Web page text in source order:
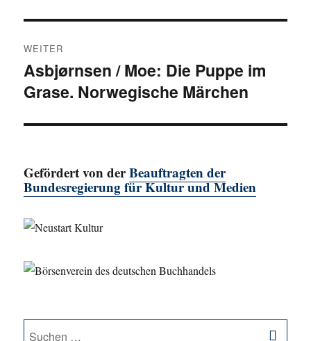
WEITER
Nächster
Beitrag:
Asbjørnsen / Moe: Die Puppe im
Grase. Norwegische Märchen
Gefördert von derBeauftragten der
Bundesregierung für Kultur und Medien
Suche